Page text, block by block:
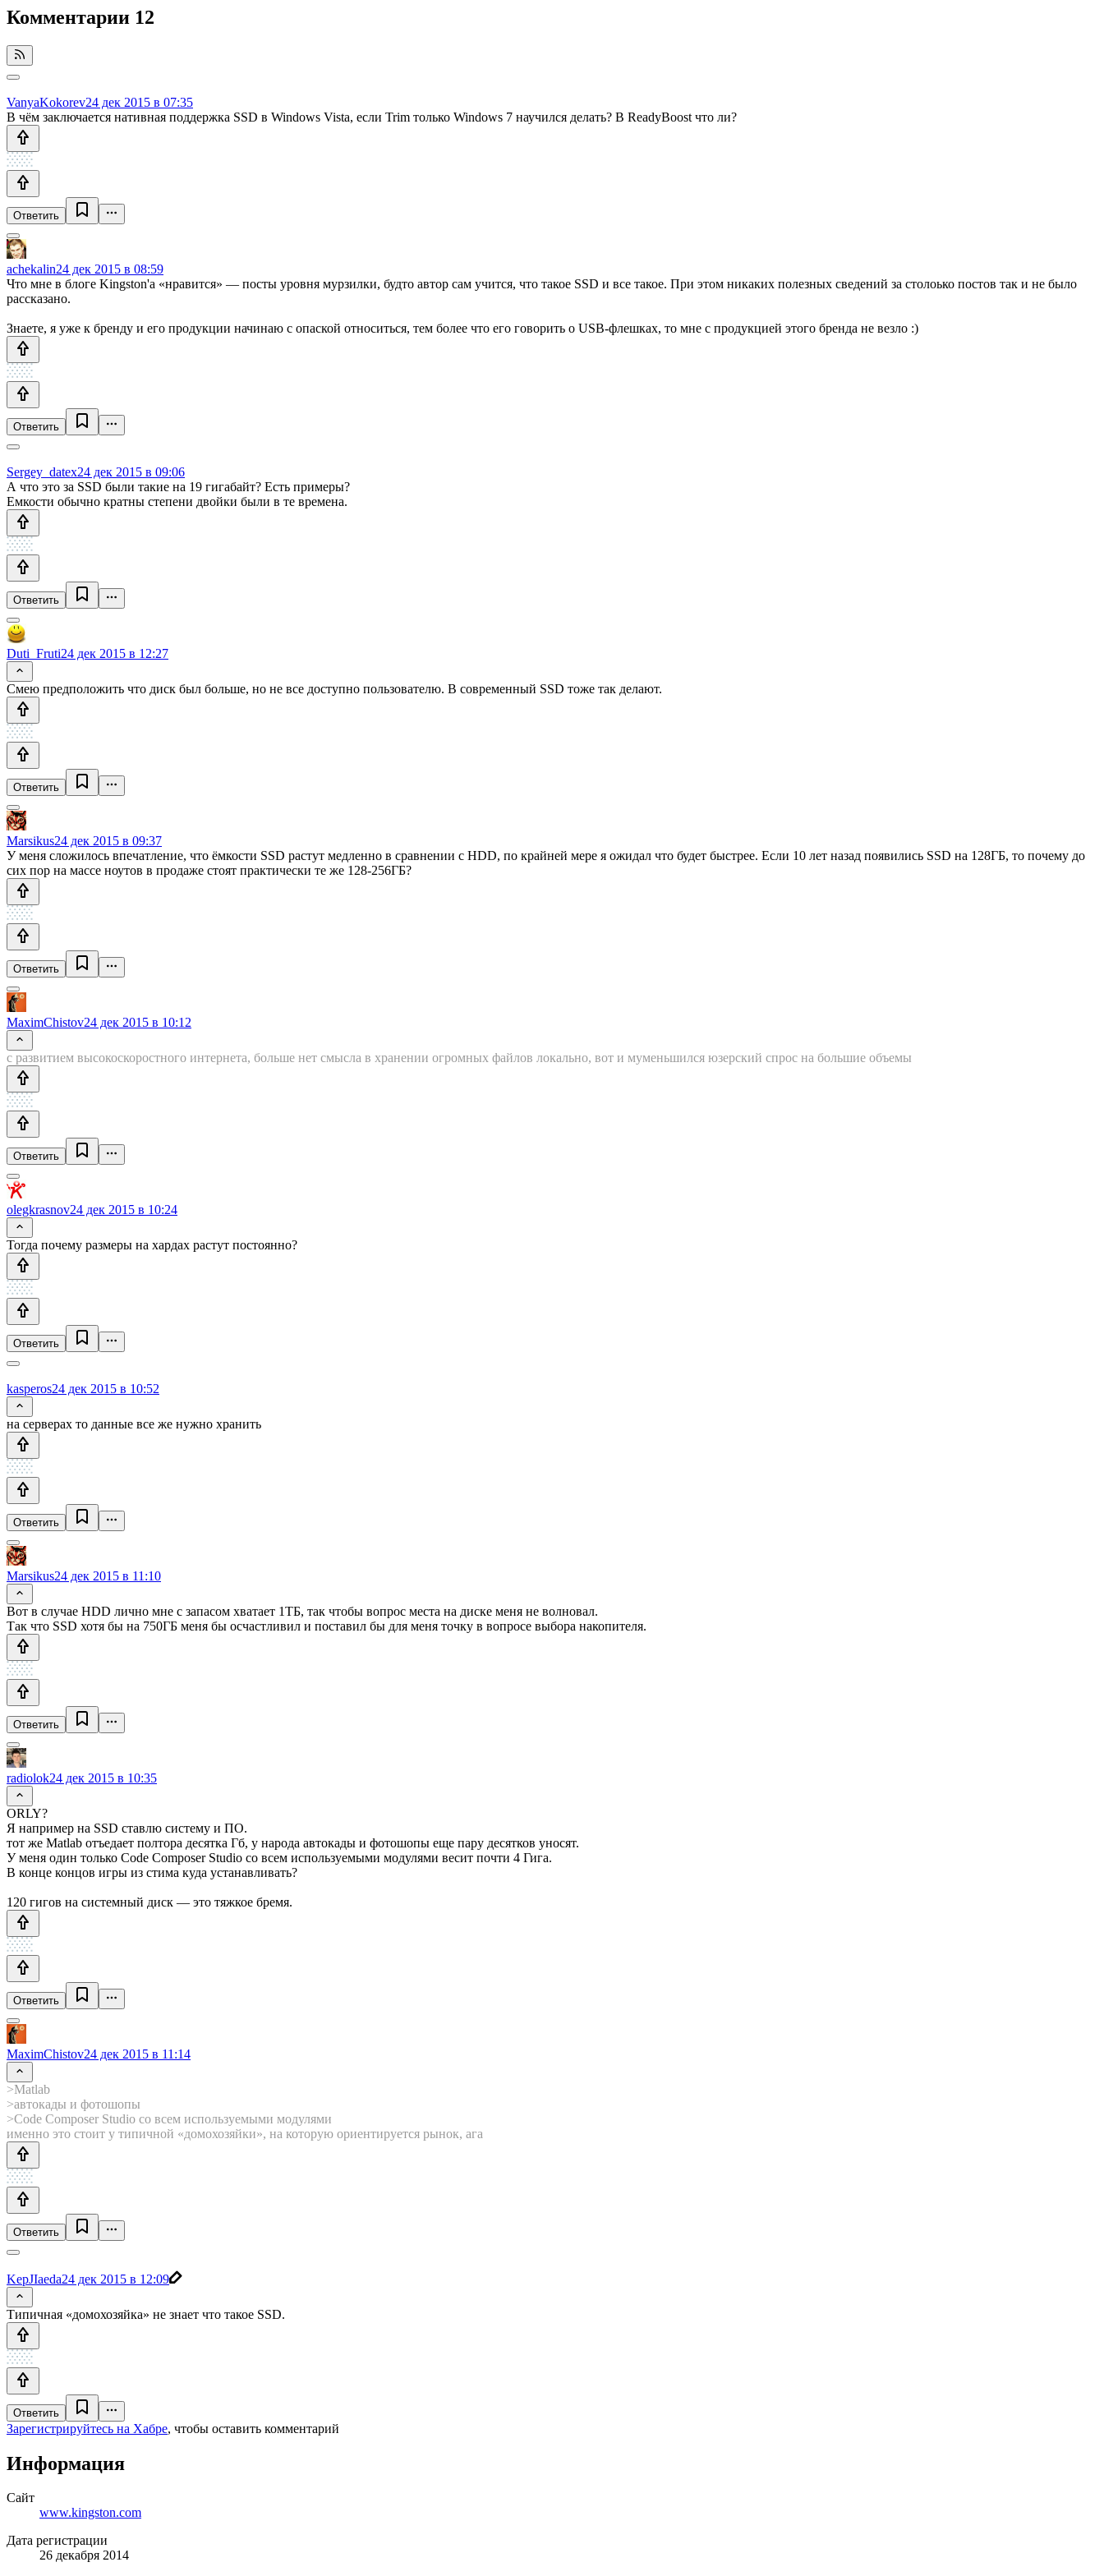
Комментарии 12
VanyaKokorev24 дек 2015 в 07:35
В чём заключается нативная поддержка SSD в Windows Vista, если Trim только Windows 7 научился делать? В ReadyBoost что ли?
Ответить
achekalin24 дек 2015 в 08:59
Что мне в блоге Kingston'а «нравится» — посты уровня мурзилки, будто автор сам учится, что такое SSD и все такое. При этом никаких полезных сведений за столоько постов так и не было
рассказано.
Знаете, я уже к бренду и его продукции начинаю с опаской относиться, тем более что его говорить о USB-флешках, то мне с продукцией этого бренда не везло :)
Ответить
Sergey_datex24 дек 2015 в 09:06
А что это за SSD были такие на 19 гигабайт? Есть примеры?
Емкости обычно кратны степени двойки были в те времена.
Ответить
Duti_Fruti24 дек 2015 в 12:27
Смею предположить что диск был больше, но не все доступно пользователю. В современный SSD тоже так делают.
Ответить
Marsikus24 дек 2015 в 09:37
У меня сложилось впечатление, что ёмкости SSD растут медленно в сравнении с HDD, по крайней мере я ожидал что будет быстрее. Если 10 лет назад появились SSD на 128ГБ, то почему до
сих пор на массе ноутов в продаже стоят практически те же 128-256ГБ?
Ответить
MaximChistov24 дек 2015 в 10:12
с развитием высокоскоростного интернета, больше нет смысла в хранении огромных файлов локально, вот и муменьшился юзерский спрос на большие объемы
Ответить
olegkrasnov24 дек 2015 в 10:24
Тогда почему размеры на хардах растут постоянно?
Ответить
kasperos24 дек 2015 в 10:52
на серверах то данные все же нужно хранить
Ответить
Marsikus24 дек 2015 в 11:10
Вот в случае HDD лично мне с запасом хватает 1ТБ, так чтобы вопрос места на диске меня не волновал.
Так что SSD хотя бы на 750ГБ меня бы осчастливил и поставил бы для меня точку в вопросе выбора накопителя.
Ответить
radiolok24 дек 2015 в 10:35
ORLY?
Я например на SSD ставлю систему и ПО.
тот же Matlab отъедает полтора десятка Гб, у народа автокады и фотошопы еще пару десятков уносят.
У меня один только Code Composer Studio со всем используемыми модулями весит почти 4 Гига.
В конце концов игры из стима куда устанавливать?
120 гигов на системный диск — это тяжкое бремя.
Ответить
MaximChistov24 дек 2015 в 11:14
>Matlab
>автокады и фотошопы
>Code Composer Studio со всем используемыми модулями
именно это стоит у типичной «домохозяйки», на которую ориентируется рынок, ага
Ответить
KepJIaeda24 дек 2015 в 12:09
Типичная «домохозяйка» не знает что такое SSD.
Ответить
Зарегистрируйтесь на Хабре, чтобы оставить комментарий
Информация
Сайт
www.kingston.com
Дата регистрации
26 декабря 2014